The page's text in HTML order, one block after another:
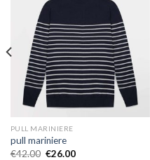
PULL MARINIERE
pull mariniere
€42.00 €26.00